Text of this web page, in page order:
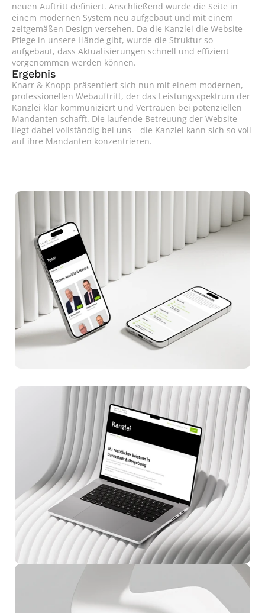
neuen Auftritt definiert. Anschließend wurde die Seite in
einem modernen System neu aufgebaut und mit einem
zeitgemäßen Design versehen. Da die Kanzlei die Website-
Pflege in unsere Hände gibt, wurde die Struktur so
aufgebaut, dass Aktualisierungen schnell und effizient
vorgenommen werden können.
Ergebnis
Knarr & Knopp präsentiert sich nun mit einem modernen,
professionellen Webauftritt, der das Leistungsspektrum der
Kanzlei klar kommuniziert und Vertrauen bei potenziellen
Mandanten schafft. Die laufende Betreuung der Website
liegt dabei vollständig bei uns – die Kanzlei kann sich so voll
auf ihre Mandanten konzentrieren.